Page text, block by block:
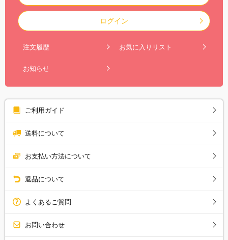
ログイン
注文履歴 お気に入りリスト
お知らせ
ご利用ガイド
送料について
お支払い方法について
返品について
よくあるご質問
お問い合わせ